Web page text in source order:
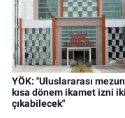
YÖK: "Uluslararası
kısa dönem ikamet izni
çıkabilecek"